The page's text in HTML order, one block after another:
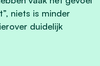
niets is minder
duidelijk